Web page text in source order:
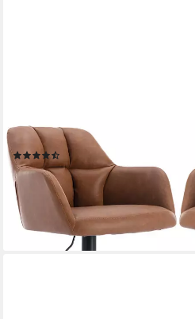
WAHSON OFFICE CHAIRS
Barhocker 2er Barstuhl Samtstoff
(8)
175,99 € UVP245,99 €
-28%
lieferbar - in 3-4 Werktagen bei dir